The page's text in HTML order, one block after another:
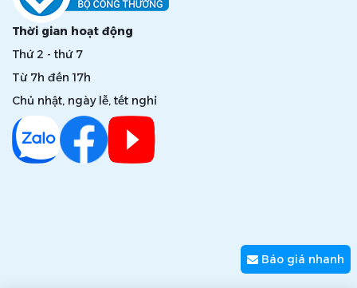
Thời gian hoạt động
Thứ 2 - thứ 7
Từ 7h đến 17h
Chủ nhật, ngày lễ, tết nghỉ
Báo giá nhanh